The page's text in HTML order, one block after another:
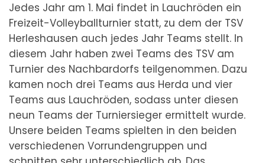
Jedes Jahr am 1. Mai findet in Lauchröden ein
Freizeit-Volleyballturnier statt, zu dem der TSV
Herleshausen auch jedes Jahr Teams stellt. In
diesem Jahr haben zwei Teams des TSV am
Turnier des Nachbardorfs teilgenommen. Dazu
kamen noch drei Teams aus Herda und vier
Teams aus Lauchröden, sodass unter diesen
neun Teams der Turniersieger ermittelt wurde.
Unsere beiden Teams spielten in den beiden
verschiedenen Vorrundengruppen und